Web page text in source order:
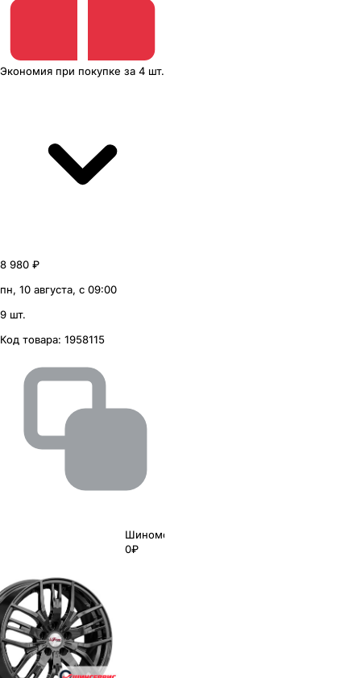
Экономия при покупке за 4 шт.
8 980 ₽
пн, 10 августа, с 09:00
9 шт.
Код товара: 1958115
Шиномонтаж
0₽